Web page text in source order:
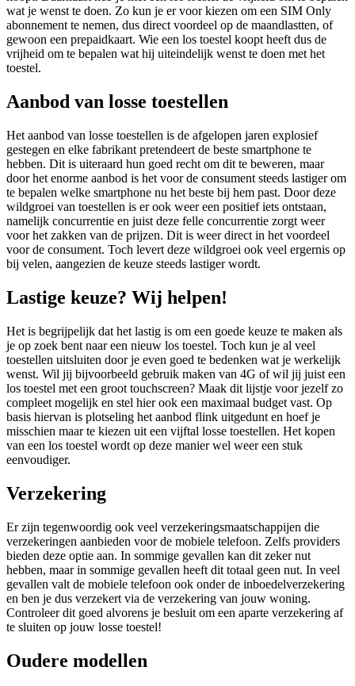
wat je wenst te doen. Zo kun je er voor kiezen om een SIM Only
abonnement te nemen, dus direct voordeel op de maandlastten, of
gewoon een prepaidkaart. Wie een los toestel koopt heeft dus de
vrijheid om te bepalen wat hij uiteindelijk wenst te doen met het
toestel.
Aanbod van losse toestellen
Het aanbod van losse toestellen is de afgelopen jaren explosief
gestegen en elke fabrikant pretendeert de beste smartphone te
hebben. Dit is uiteraard hun goed recht om dit te beweren, maar
door het enorme aanbod is het voor de consument steeds lastiger om
te bepalen welke smartphone nu het beste bij hem past. Door deze
wildgroei van toestellen is er ook weer een positief iets ontstaan,
namelijk concurrentie en juist deze felle concurrentie zorgt weer
voor het zakken van de prijzen. Dit is weer direct in het voordeel
voor de consument. Toch levert deze wildgroei ook veel ergernis op
bij velen, aangezien de keuze steeds lastiger wordt.
Lastige keuze? Wij helpen!
Het is begrijpelijk dat het lastig is om een goede keuze te maken als
je op zoek bent naar een nieuw los toestel. Toch kun je al veel
toestellen uitsluiten door je even goed te bedenken wat je werkelijk
wenst. Wil jij bijvoorbeeld gebruik maken van 4G of wil jij juist een
los toestel met een groot touchscreen? Maak dit lijstje voor jezelf zo
compleet mogelijk en stel hier ook een maximaal budget vast. Op
basis hiervan is plotseling het aanbod flink uitgedunt en hoef je
misschien maar te kiezen uit een vijftal losse toestellen. Het kopen
van een los toestel wordt op deze manier wel weer een stuk
eenvoudiger.
Verzekering
Er zijn tegenwoordig ook veel verzekeringsmaatschappijen die
verzekeringen aanbieden voor de mobiele telefoon. Zelfs providers
bieden deze optie aan. In sommige gevallen kan dit zeker nut
hebben, maar in sommige gevallen heeft dit totaal geen nut. In veel
gevallen valt de mobiele telefoon ook onder de inboedelverzekering
en ben je dus verzekert via de verzekering van jouw woning.
Controleer dit goed alvorens je besluit om een aparte verzekering af
te sluiten op jouw losse toestel!
Oudere modellen